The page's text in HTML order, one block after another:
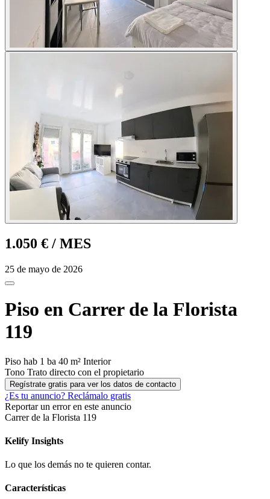
1.050 € / MES
25 de mayo de 2026
Piso en Carrer de la Florista
119
Piso hab 1 ba 40 m² Interior
Tono Trato directo con el propietario
Regístrate gratis para ver los datos de contacto
¿Es tu anuncio? Reclámalo gratis
Reportar un error en este anuncio
Carrer de la Florista 119
Kelify Insights
Lo que los demás no te quieren contar.
Características